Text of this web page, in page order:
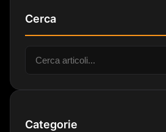
Cerca
Cerca:
Categorie